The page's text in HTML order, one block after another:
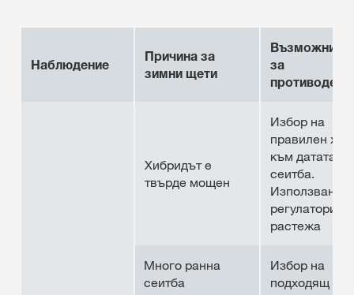
Наблюдение
Причина за
зимни щети
Възможни
за
Хибридът е
твърде мощен
Избор на
правилен
към датата на
сеитба.
Използване
регулатори на
растежа
Много ранна
сеитба
Избор на
подходящ